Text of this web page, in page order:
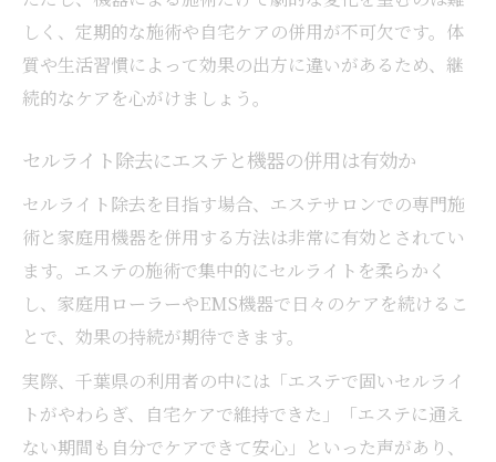
しく、定期的な施術や自宅ケアの併用が不可欠です。体
質や生活習慣によって効果の出方に違いがあるため、継
続的なケアを心がけましょう。
セルライト除去にエステと機器の併用は有効か
セルライト除去を目指す場合、エステサロンでの専門施
術と家庭用機器を併用する方法は非常に有効とされてい
ます。エステの施術で集中的にセルライトを柔らかく
し、家庭用ローラーやEMS機器で日々のケアを続けるこ
とで、効果の持続が期待できます。
実際、千葉県の利用者の中には「エステで固いセルライ
トがやわらぎ、自宅ケアで維持できた」「エステに通え
ない期間も自分でケアできて安心」といった声があり、